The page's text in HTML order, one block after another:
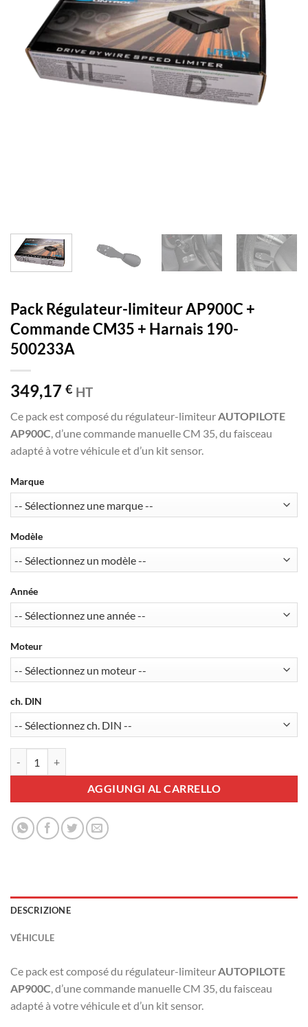
Pack Régulateur-limiteur AP900C +
Commande CM35 + Harnais 190-
500233A
349,17 € HT
Ce pack est composé du régulateur-limiteurAUTOPILOTE
AP900C, d’une commande manuelle CM 35, du faisceau
adapté à votre véhicule et d’un kit sensor.
Marque
Modèle
Année
Moteur
ch. DIN
AGGIUNGI AL CARRELLO
DESCRIZIONE
VÉHICULE
Ce pack est composé du régulateur-limiteurAUTOPILOTE
AP900C, d’une commande manuelle CM 35, du faisceau
adapté à votre véhicule et d’un kit sensor.